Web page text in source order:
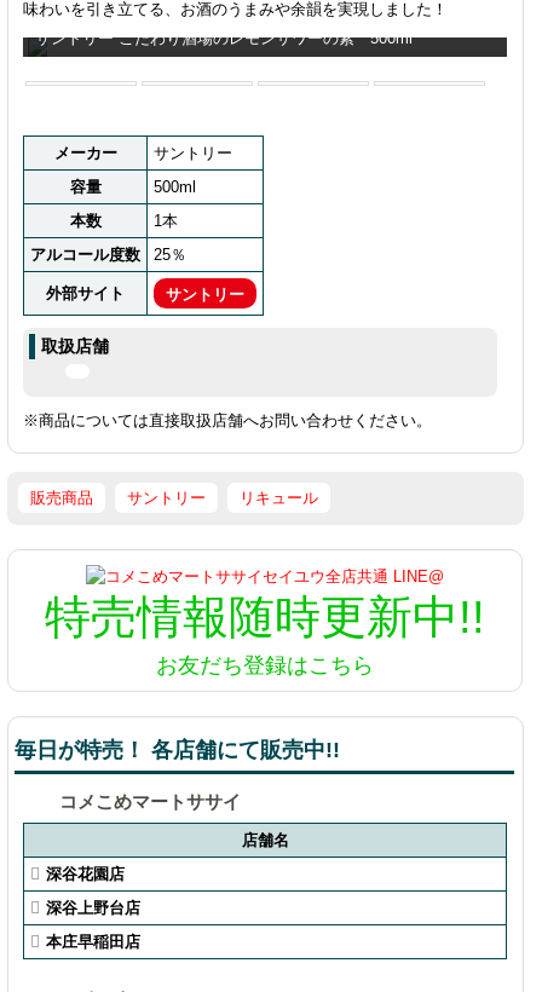
味わいを引き立てる、お酒のうまみや余韻を実現しました！
サントリー こだわり酒場のレモンサワーの素 500ml
メーカー
サントリー
容量
500ml
本数
1本
アルコール度数
25％
外部サイト サントリー
取扱店舗
※商品については直接取扱店舗へお問い合わせください。
販売商品 サントリー リキュール
特売情報随時更新中!!
お友だち登録はこちら
毎日が特売！ 各店舗にて販売中!!
コメこめマートササイ
店舗名
深谷花園店
深谷上野台店
本庄早稲田店